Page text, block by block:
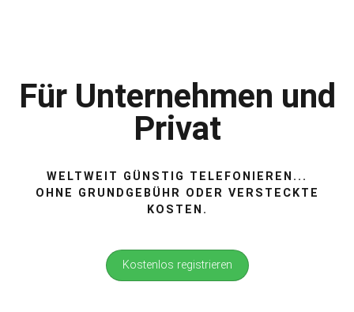
Für Unternehmen und
Privat
WELTWEIT GÜNSTIG TELEFONIEREN...
OHNE GRUNDGEBÜHR ODER VERSTECKTE
KOSTEN.
Kostenlos registrieren